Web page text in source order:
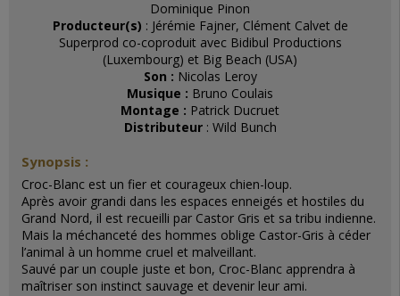
Dominique Pinon
Producteur(s) : Jérémie Fajner, Clément Calvet de
Superprod co-coproduit avec Bidibul Productions
(Luxembourg) et Big Beach (USA)
Son : Nicolas Leroy
Musique : Bruno Coulais
Montage : Patrick Ducruet
Distributeur : Wild Bunch
Synopsis :
Croc-Blanc est un fier et courageux chien-loup.
Après avoir grandi dans les espaces enneigés et hostiles du
Grand Nord, il est recueilli par Castor Gris et sa tribu indienne.
Mais la méchanceté des hommes oblige Castor-Gris à céder
l’animal à un homme cruel et malveillant.
Sauvé par un couple juste et bon, Croc-Blanc apprendra à
maîtriser son instinct sauvage et devenir leur ami.